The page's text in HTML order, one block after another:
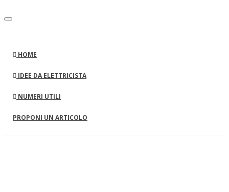
HOME
IDEE DA ELETTRICISTA
NUMERI UTILI
PROPONI UN ARTICOLO